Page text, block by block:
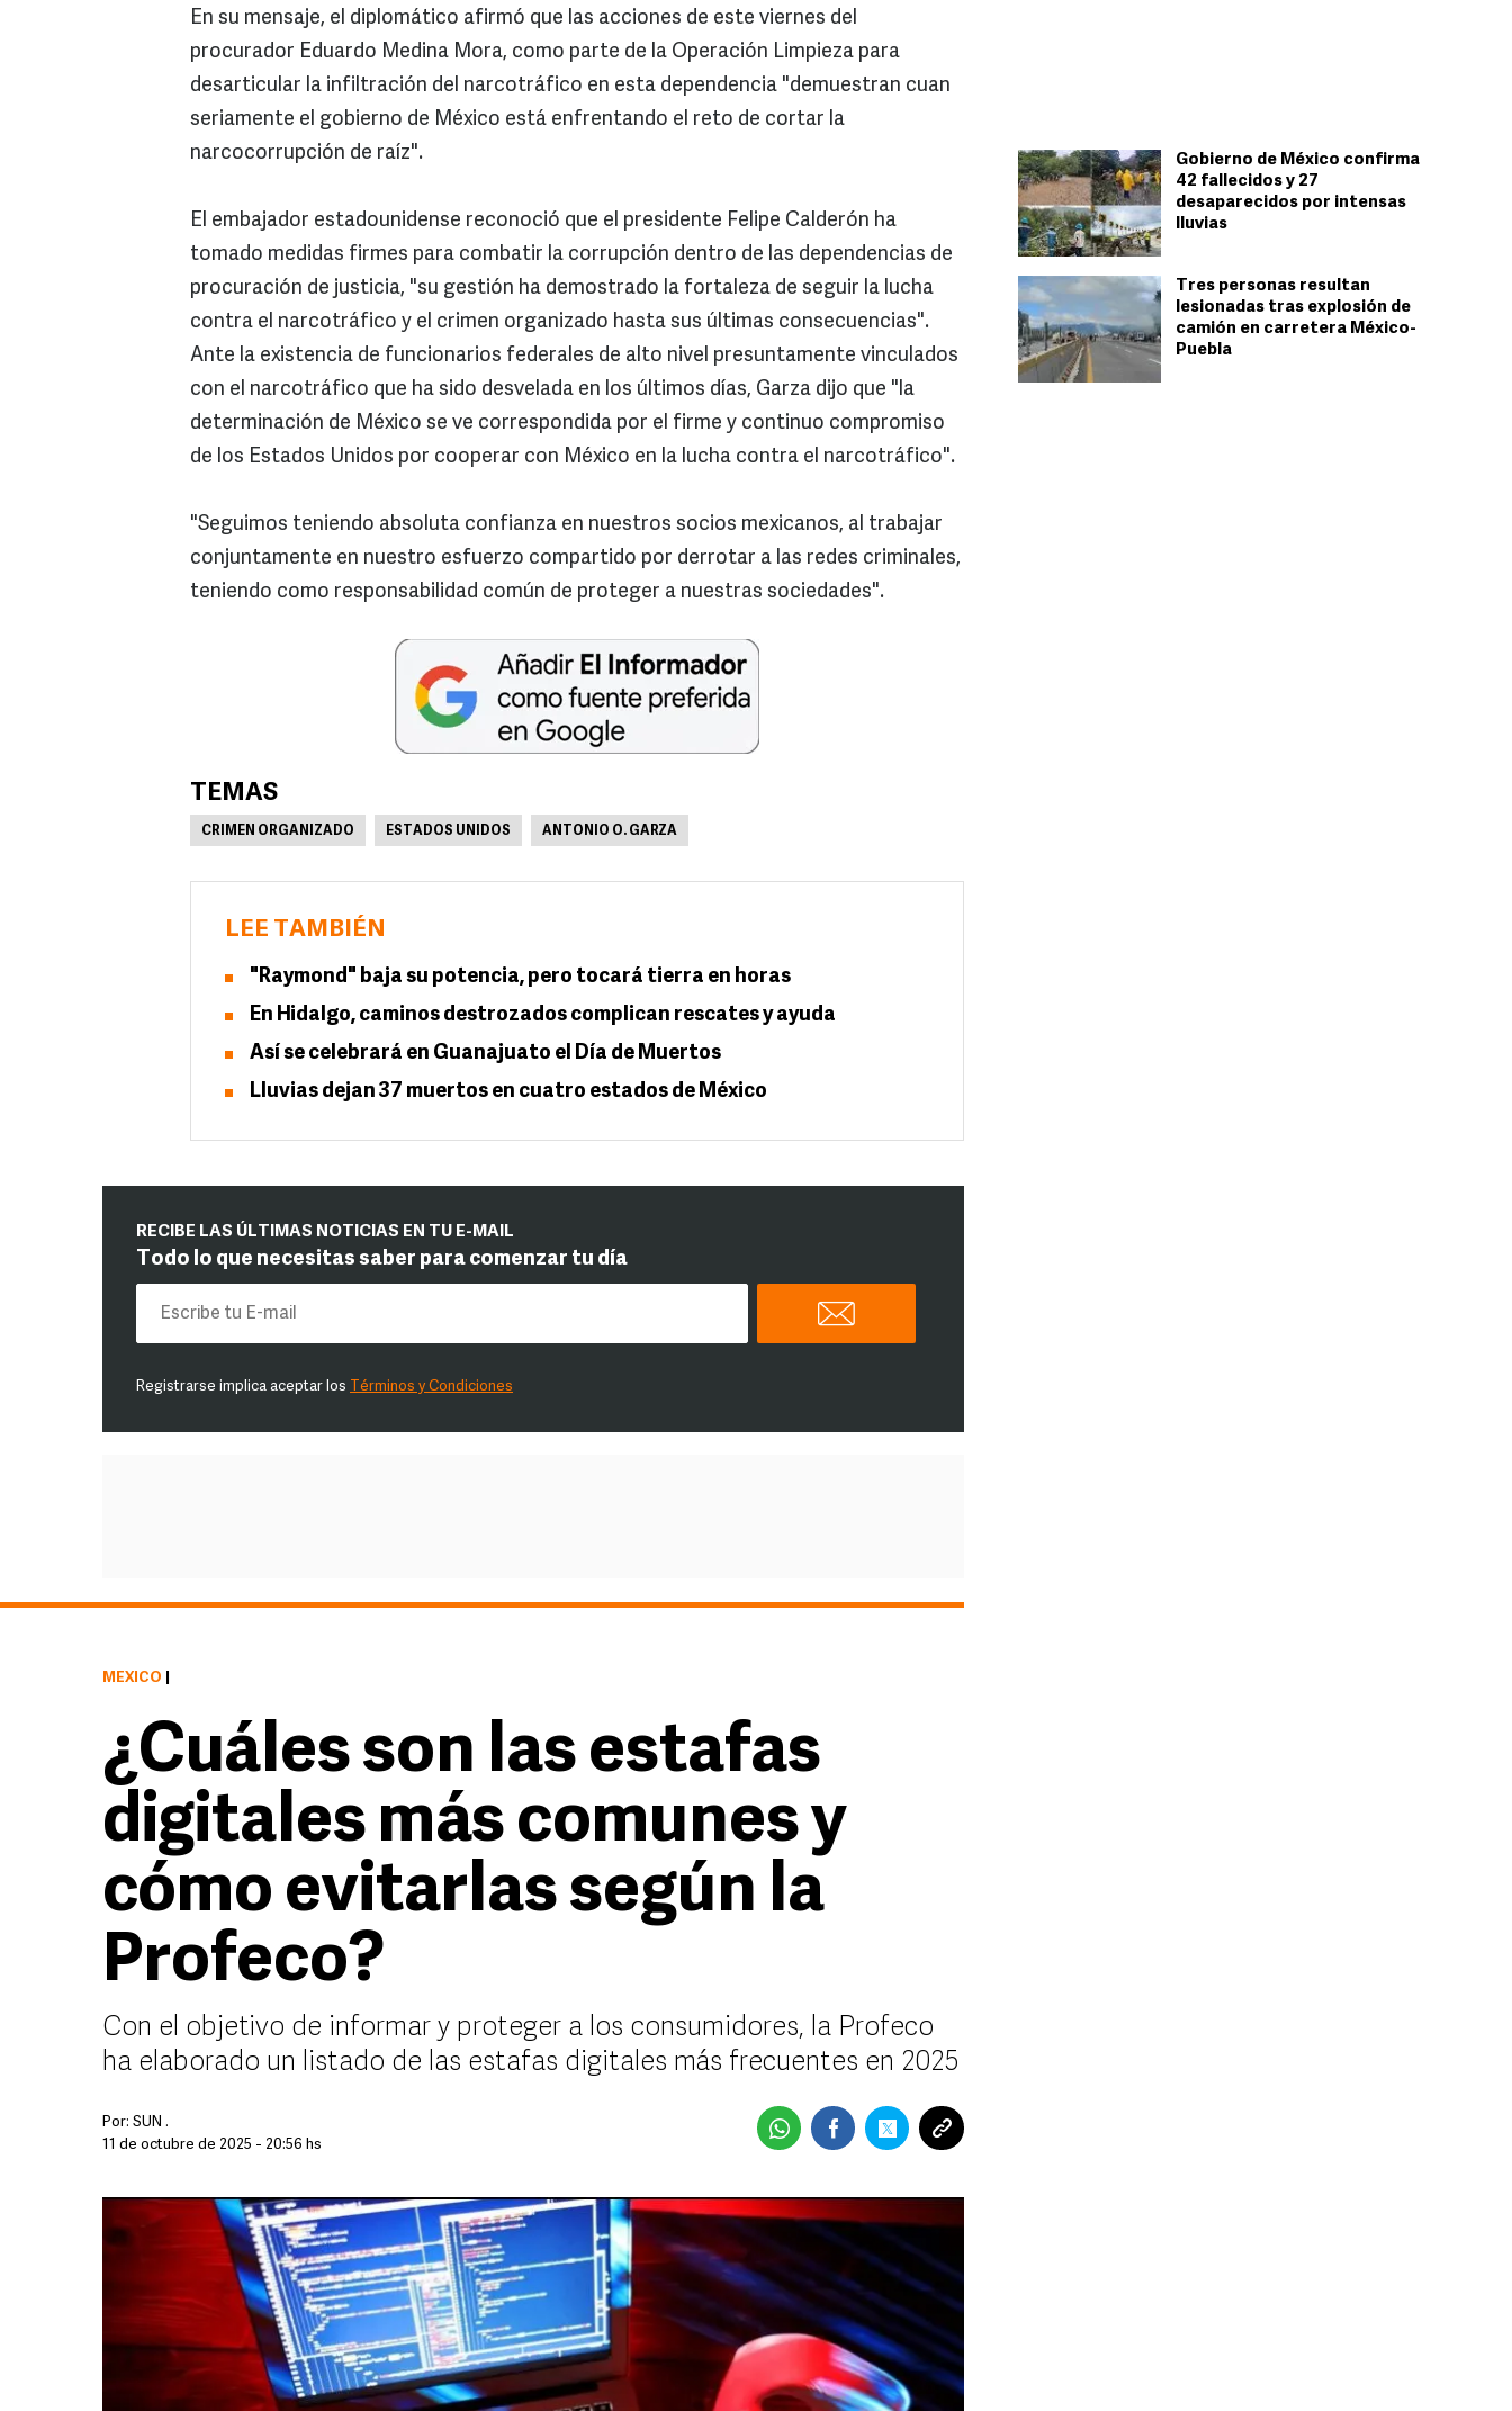
Gobierno de México confirma
42 fallecidos y 27
desaparecidos por intensas
lluvias
Tres personas resultan
lesionadas tras explosión de
camión en carretera México-
Puebla
En su mensaje, el diplomático afirmó que las acciones de este viernes del
procurador Eduardo Medina Mora, como parte de la Operación Limpieza para
desarticular la infiltración del narcotráfico en esta dependencia "demuestran cuan
seriamente el gobierno de México está enfrentando el reto de cortar la
narcocorrupción de raíz".
El embajador estadounidense reconoció que el presidente Felipe Calderón ha
tomado medidas firmes para combatir la corrupción dentro de las dependencias de
procuración de justicia, "su gestión ha demostrado la fortaleza de seguir la lucha
contra el narcotráfico y el crimen organizado hasta sus últimas consecuencias".
Ante la existencia de funcionarios federales de alto nivel presuntamente vinculados
con el narcotráfico que ha sido desvelada en los últimos días, Garza dijo que "la
determinación de México se ve correspondida por el firme y continuo compromiso
de los Estados Unidos por cooperar con México en la lucha contra el narcotráfico".
"Seguimos teniendo absoluta confianza en nuestros socios mexicanos, al trabajar
conjuntamente en nuestro esfuerzo compartido por derrotar a las redes criminales,
teniendo como responsabilidad común de proteger a nuestras sociedades".
TEMAS
CRIMEN ORGANIZADO ESTADOS UNIDOS ANTONIO O. GARZA
LEE TAMBIÉN
"Raymond" baja su potencia, pero tocará tierra en horas
En Hidalgo, caminos destrozados complican rescates y ayuda
Así se celebrará en Guanajuato el Día de Muertos
Lluvias dejan 37 muertos en cuatro estados de México
RECIBE LAS ÚLTIMAS NOTICIAS EN TU E-MAIL
Todo lo que necesitas saber para comenzar tu día
Registrarse implica aceptar los Términos y Condiciones
MÉXICO
¿Cuáles son las estafas
digitales más comunes y
cómo evitarlas según la
Profeco?
Con el objetivo de informar y proteger a los consumidores, la Profeco
ha elaborado un listado de las estafas digitales más frecuentes en 2025
Por: SUN .
11 de octubre de 2025 - 20:56 hs